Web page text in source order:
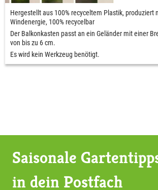
Hergestellt aus 100% recyceltem Plastik, produziert
Windenergie, 100% recycelbar
Der Balkonkasten passt an ein Geländer mit einer
von bis zu 6 cm.
Es wird kein Werkzeug benötigt.
Saisonale
in dein Postfach